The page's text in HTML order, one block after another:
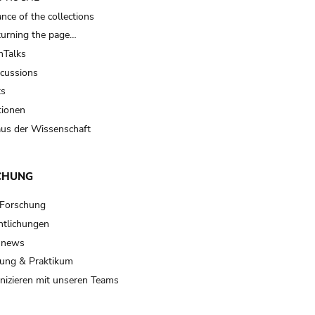
of the collections
the page…
der Wissenschaft
& Praktikum
mit unseren Teams